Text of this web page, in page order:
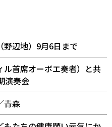
辺地）9月6日まで
首席オーボエ奏者）と共
演奏会
青森